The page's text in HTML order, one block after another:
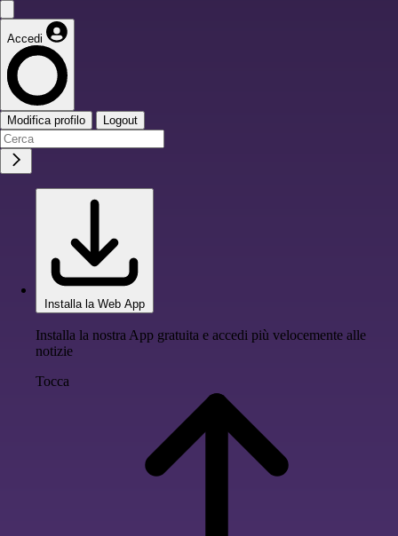
Accedi
Modifica profilo Logout
Installa la Web App
Installa la nostra App gratuita e accedi più velocemente alle
notizie
Tocca